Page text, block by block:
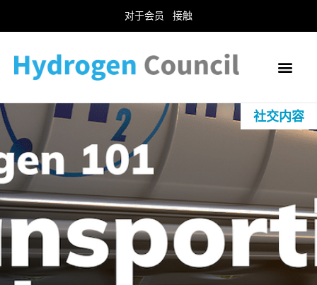
对于会员 接触
社交内容